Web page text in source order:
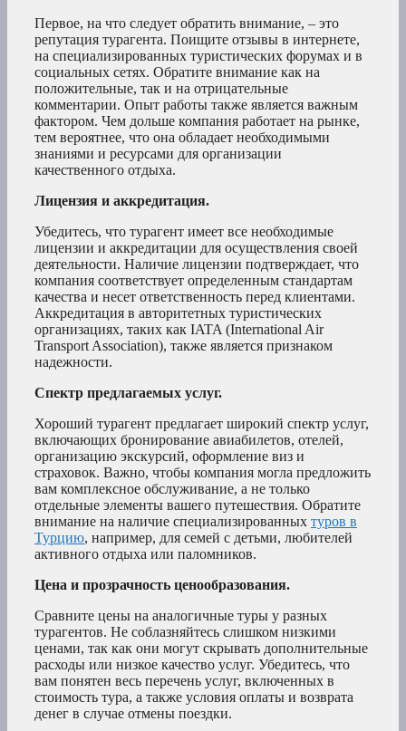
Первое, на что следует обратить внимание, – это
репутация турагента. Поищите отзывы в интернете,
на специализированных туристических форумах и в
социальных сетях. Обратите внимание как на
положительные, так и на отрицательные
комментарии. Опыт работы также является важным
фактором. Чем дольше компания работает на рынке,
тем вероятнее, что она обладает необходимыми
знаниями и ресурсами для организации
качественного отдыха.
Лицензия и аккредитация.
Убедитесь, что турагент имеет все необходимые
лицензии и аккредитации для осуществления своей
деятельности. Наличие лицензии подтверждает, что
компания соответствует определенным стандартам
качества и несет ответственность перед клиентами.
Аккредитация в авторитетных туристических
организациях, таких как IATA (International Air
Transport Association), также является признаком
надежности.
Спектр предлагаемых услуг.
Хороший турагент предлагает широкий спектр услуг,
включающих бронирование авиабилетов, отелей,
организацию экскурсий, оформление виз и
страховок. Важно, чтобы компания могла предложить
вам комплексное обслуживание, а не только
отдельные элементы вашего путешествия. Обратите
внимание на наличие специализированных туров в
Турцию, например, для семей с детьми, любителей
активного отдыха или паломников.
Цена и прозрачность ценообразования.
Сравните цены на аналогичные туры у разных
турагентов. Не соблазняйтесь слишком низкими
ценами, так как они могут скрывать дополнительные
расходы или низкое качество услуг. Убедитесь, что
вам понятен весь перечень услуг, включенных в
стоимость тура, а также условия оплаты и возврата
денег в случае отмены поездки.